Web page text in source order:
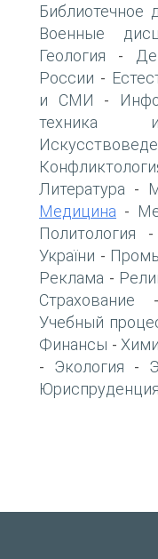
Библиотечное
Военные
Геология -
России -
и СМИ -
техника
Литература -
Медицина -
Политология -
України -
Реклама -
Страхование
Учебный
Финансы -
- Экология -
Юриспруденция